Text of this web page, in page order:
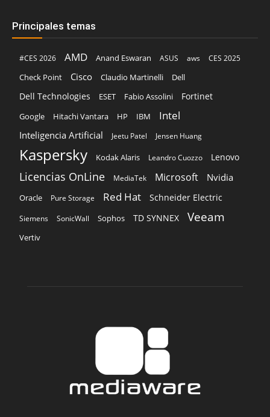
Principales temas
#CES 2026 AMD Anand Eswaran ASUS aws
CES 2025
Check Point
Cisco Claudio Martinelli Dell
Dell Technologies ESET Fabio Assolini Fortinet
Google Hitachi Vantara HP IBM Intel
Inteligencia Artificial Jeetu Patel Jensen Huang
Kaspersky Kodak Alaris Leandro Cuozzo Lenovo
Licencias OnLine MediaTek Microsoft Nvidia
Oracle Pure Storage Red Hat Schneider Electric
Siemens SonicWall Sophos TD SYNNEX Veeam
Vertiv